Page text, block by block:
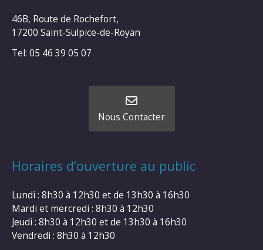
46B, Route de Rochefort,
17200 Saint-Sulpice-de-Royan
Tel: 05 46 39 05 07
Nous Contacter
Horaires d’ouverture au public
Lundi : 8h30 à 12h30 et de 13h30 à 16h30
Mardi et mercredi : 8h30 à 12h30
Jeudi : 8h30 à 12h30 et de 13h30 à 16h30
Vendredi : 8h30 à 12h30